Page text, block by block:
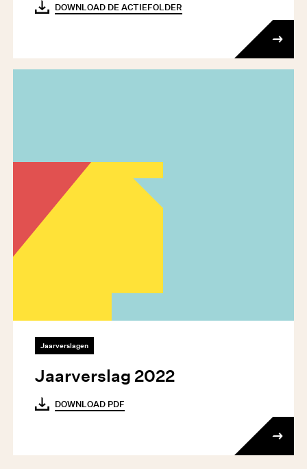
DOWNLOAD DE ACTIEFOLDER
Jaarverslagen
Jaarverslag 2022
DOWNLOAD PDF